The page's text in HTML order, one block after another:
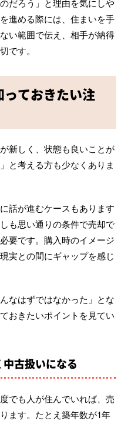
だろう」と理由を気にしや
進める際には、住まいを手
い範囲で伝え、相手が納得
です。
ておきたい注
新しく、状態も良いことが
と考える方も少なくありま
話が進むケースもあります
も思い通りの条件で売却で
要です。購入時のイメージ
実との間にギャップを感じ
なはずではなかった」とな
おきたいポイントを見てい
古扱いになる
でも人が住んでいれば、売
ます。たとえ築年数が1年